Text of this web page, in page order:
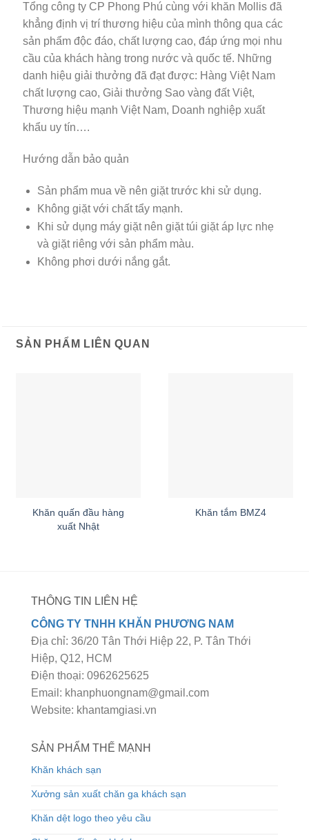
Tổng công ty CP Phong Phú cùng với khăn Mollis đã
khẳng định vị trí thương hiệu của mình thông qua các
sản phẩm độc đáo, chất lượng cao, đáp ứng mọi nhu
cầu của khách hàng trong nước và quốc tế. Những
danh hiệu giải thưởng đã đạt được: Hàng Việt Nam
chất lượng cao, Giải thưởng Sao vàng đất Việt,
Thương hiệu mạnh Việt Nam, Doanh nghiệp xuất
khẩu uy tín….
Hướng dẫn bảo quản
Sản phẩm mua về nên giặt trước khi sử dụng.
Không giặt với chất tẩy mạnh.
Khi sử dụng máy giặt nên giặt túi giặt áp lực nhẹ
và giặt riêng với sản phẩm màu.
Không phơi dưới nắng gắt.
SẢN PHẨM LIÊN QUAN
Khăn quấn đầu hàng
xuất Nhật
Khăn tắm BMZ4
THÔNG TIN LIÊN HỆ
CÔNG TY TNHH KHĂN PHƯƠNG NAM
Địa chỉ: 36/20 Tân Thới Hiệp 22, P. Tân Thới
Hiệp, Q12, HCM
Điện thoại: 0962625625
Email: khanphuongnam@gmail.com
Website: khantamgiasi.vn
SẢN PHẨM THẾ MẠNH
Khăn khách sạn
Xưởng sản xuất chăn ga khách sạn
Khăn dệt logo theo yêu cầu